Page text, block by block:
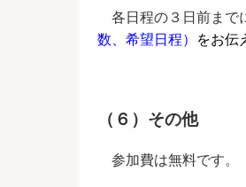
各日程の３日前まで
数、希望日程）
をお伝
（６）その他
参加費は無料です。